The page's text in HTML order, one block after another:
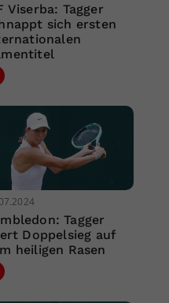
Viserba: Tagger
sich ersten
Tagger
Doppelsieg auf
heiligen Rasen